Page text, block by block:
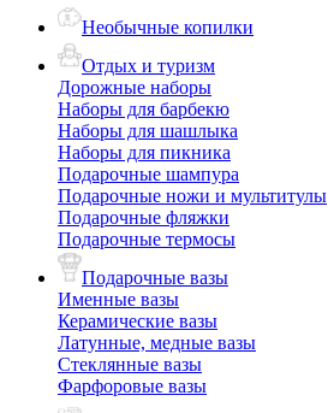
Необычные копилки
Отдых и туризм
Дорожные наборы
Наборы для барбекю
Наборы для шашлыка
Наборы для пикника
Подарочные шампура
Подарочные ножи и мультитулы
Подарочные фляжки
Подарочные термосы
Подарочные вазы
Именные вазы
Керамические вазы
Латунные, медные вазы
Стеклянные вазы
Фарфоровые вазы